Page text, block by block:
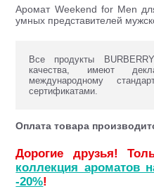
Аромат Weekend for Men
умных представителей
Все продукты
качества, имеют
международному
сертификатами.
Оплата товара
Дорогие друзья!
коллекция ароматов
-20%!